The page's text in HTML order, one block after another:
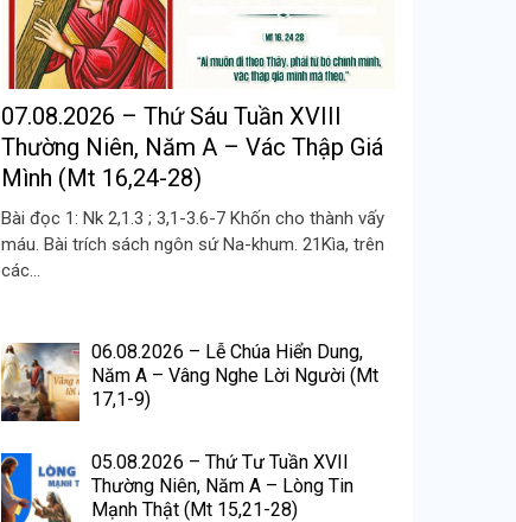
07.08.2026 – Thứ Sáu Tuần XVIII
Thường Niên, Năm A – Vác Thập Giá
Mình (Mt 16,24-28)
Bài đọc 1: Nk 2,1.3 ; 3,1-3.6-7 Khốn cho thành vấy
máu. Bài trích sách ngôn sứ Na-khum. 21Kìa, trên
các...
06.08.2026 – Lễ Chúa Hiển Dung,
Năm A – Vâng Nghe Lời Người (Mt
17,1-9)
05.08.2026 – Thứ Tư Tuần XVII
Thường Niên, Năm A – Lòng Tin
Mạnh Thật (Mt 15,21-28)